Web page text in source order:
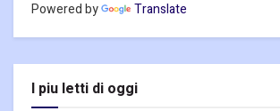
Powered by Translate
I piu letti di oggi